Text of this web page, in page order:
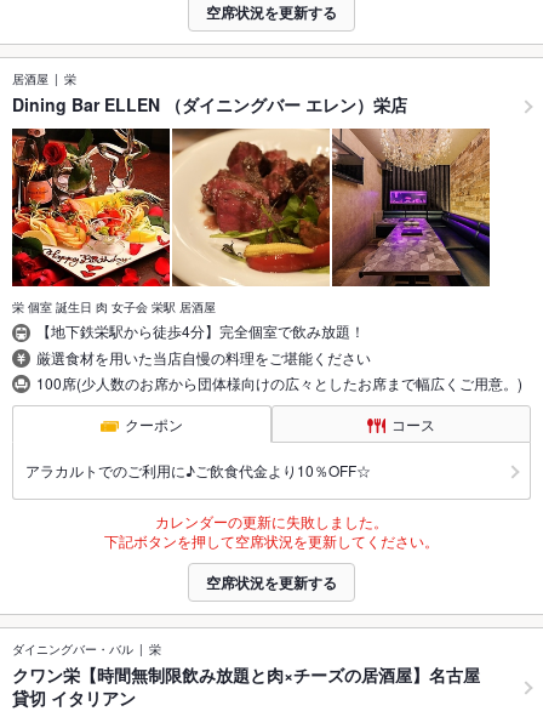
空席状況を更新する
居酒屋 栄
Dining Bar ELLEN （ダイニングバー エレン）栄店
栄 個室 誕生日 肉 女子会 栄駅 居酒屋
【地下鉄栄駅から徒歩4分】完全個室で飲み放題！
厳選食材を用いた当店自慢の料理をご堪能ください
100席(少人数のお席から団体様向けの広々としたお席まで幅広くご用意。)
クーポン コース
アラカルトでのご利用に♪ご飲食代金より10％OFF☆
カレンダーの更新に失敗しました。
下記ボタンを押して空席状況を更新してください。
空席状況を更新する
ダイニングバー・バル 栄
クワン栄【時間無制限飲み放題と肉×チーズの居酒屋】名古屋
貸切 イタリアン